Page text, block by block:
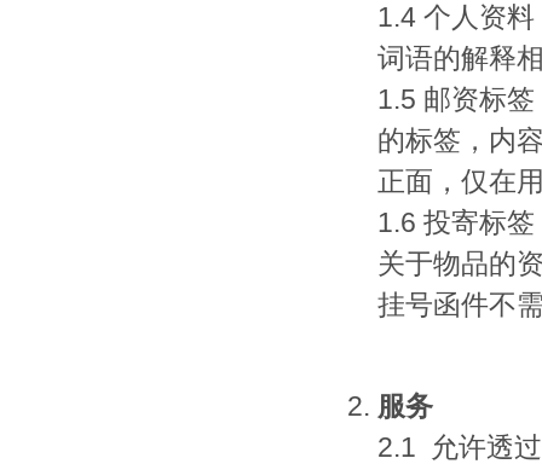
1.4 个人资
词语的解释
1.5 邮资标
的标签，内
正面，仅在
1.6 投寄标
关于物品的
挂号函件不
服务
2.1 允许透